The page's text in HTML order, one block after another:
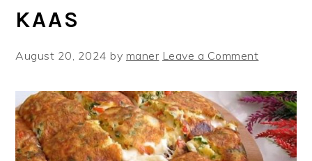
KAAS
August 20, 2024 by maner Leave a Comment